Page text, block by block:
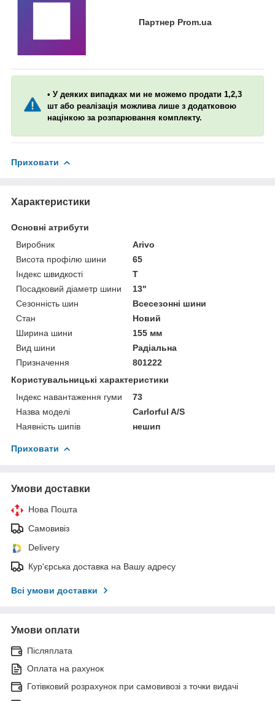
Партнер Prom.ua
• У деяких випадках ми не можемо продати 1,2,3
шт або реалізація можлива лише з додатковою
націнкою за розпарювання комплекту.
Приховати
Характеристики
Основні атрибути
Виробник
Arivo
Висота профілю шини
65
Індекс швидкості
T
Посадковий діаметр шини
13"
Сезонність шин
Всесезонні шини
Стан
Новий
Ширина шини
155 мм
Вид шини
Радіальна
Призначення
801222
Користувальницькі характеристики
Індекс навантаження гуми
73
Назва моделі
Carlorful A/S
Наявність шипів
нешип
Приховати
Умови доставки
Нова Пошта
Самовивіз
Delivery
Кур'єрська доставка на Вашу адресу
Всі умови доставки
Умови оплати
Післяплата
Оплата на рахунок
Готівковий розрахунок при самовивозі з точки видачі